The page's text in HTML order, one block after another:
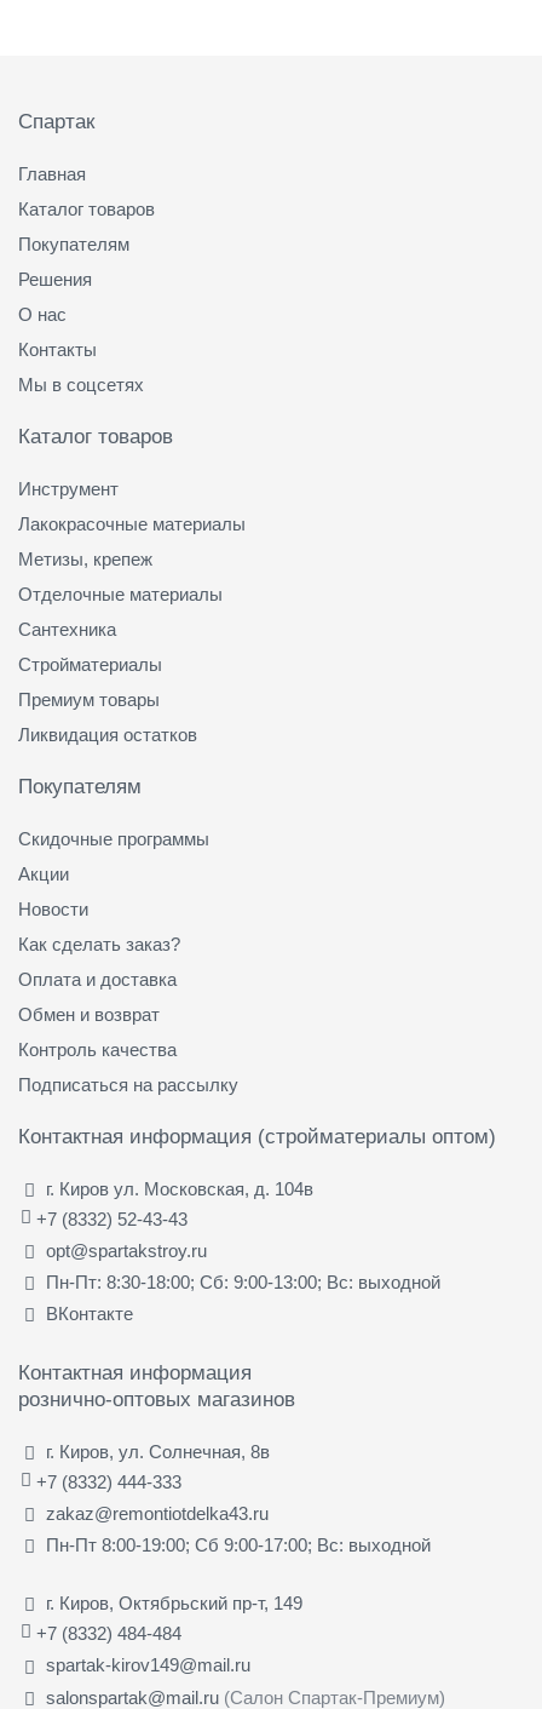
Спартак
Главная
Каталог товаров
Покупателям
Решения
О нас
Контакты
Мы в соцсетях
Каталог товаров
Инструмент
Лакокрасочные материалы
Метизы, крепеж
Отделочные материалы
Сантехника
Стройматериалы
Премиум товары
Ликвидация остатков
Покупателям
Скидочные программы
Акции
Новости
Как сделать заказ?
Оплата и доставка
Обмен и возврат
Контроль качества
Подписаться на рассылку
Контактная информация (стройматериалы оптом)
г. Киров ул. Московская, д. 104в
+7 (8332) 52-43-43
opt@spartakstroy.ru
Пн-Пт: 8:30-18:00; Сб: 9:00-13:00; Вс: выходной
ВКонтакте
Контактная информация
рознично-оптовых магазинов
г. Киров, ул. Солнечная, 8в
+7 (8332) 444-333
zakaz@remontiotdelka43.ru
Пн-Пт 8:00-19:00; Сб 9:00-17:00; Вс: выходной
г. Киров, Октябрьский пр-т, 149
+7 (8332) 484-484
spartak-kirov149@mail.ru
salonspartak@mail.ru (Салон Спартак-Премиум)